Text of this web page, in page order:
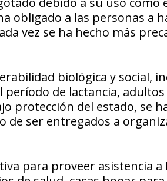
obligado a las personas a
vez se ha hecho más
biológica y social,
de lactancia,
protección del estado, se
ser entregados a
para proveer asistencia a